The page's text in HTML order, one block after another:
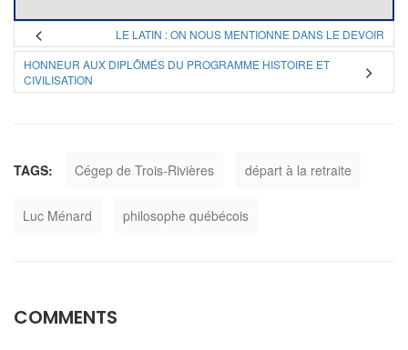
LE LATIN : ON NOUS MENTIONNE DANS LE DEVOIR
HONNEUR AUX DIPLÔMÉS DU PROGRAMME HISTOIRE ET
CIVILISATION
TAGS: Cégep de Trois-Rivières départ à la retraite
Luc Ménard philosophe québécois
COMMENTS